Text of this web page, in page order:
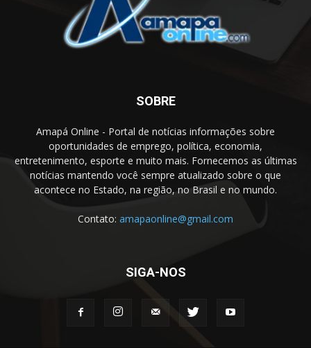
SOBRE
Amapá Online - Portal de notícias informações sobre
oportunidades de emprego, política, economia,
entretenimento, esporte e muito mais. Fornecemos as últimas
notícias mantendo você sempre atualizado sobre o que
acontece no Estado, na região, no Brasil e no mundo.
Contato: amapaonline@gmail.com
SIGA-NOS